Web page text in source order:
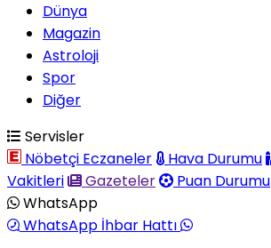
Dünya
Magazin
Astroloji
Spor
Diğer
Servisler
Nöbetçi Eczaneler
Hava Durumu
Vakitleri
Gazeteler
Puan Durumu
WhatsApp
WhatsApp İhbar Hattı